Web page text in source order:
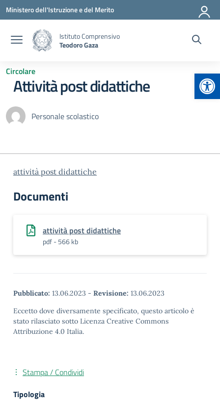
Vai ai contenuti
Vai al menu di navigazione
Vai al footer
Ministero dell'Istruzione e del Merito
Istituto Comprensivo
Teodoro Gaza
Circolare
Attività post didattiche
Personale scolastico
attività post didattiche
Documenti
attività post didattiche
pdf - 566 kb
Pubblicato: 13.06.2023 - Revisione: 13.06.2023
Eccetto dove diversamente specificato, questo articolo è
stato rilasciato sotto Licenza Creative Commons
Attribuzione 4.0 Italia.
Stampa / Condividi
Tipologia